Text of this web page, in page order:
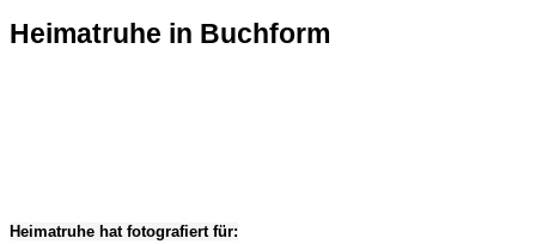
Heimatruhe in Buchform
Heimatruhe hat fotografiert für: